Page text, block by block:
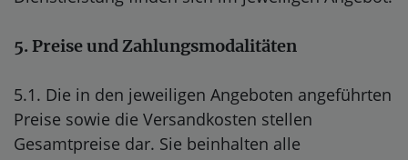
5. Preise und Zahlungsmodalitäten
5.1. Die in den jeweiligen Angeboten angeführten
Preise sowie die Versandkosten stellen
Gesamtpreise dar. Sie beinhalten alle